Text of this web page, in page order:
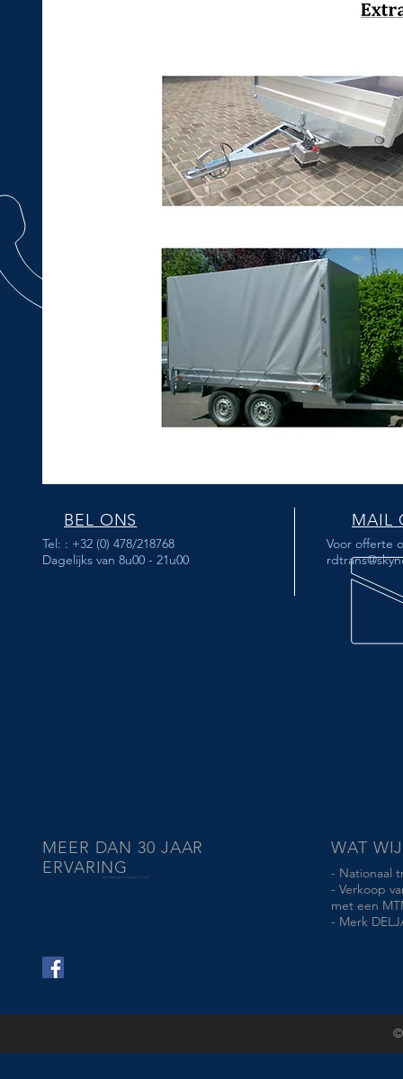
BEL ONS
Tel: : +32 (0) 478/218768
Dagelijks van 8u00 - 21u00
MAIL
Voor offerte
MEER DAN 30 JAAR
ERVARINGhttps://www.aanhangwagen-info.be
WAT
- Nationaal
- Verkoop
met een
- Merk
©